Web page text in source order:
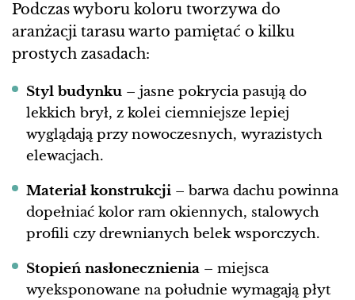
Podczas wyboru koloru tworzywa do
aranżacji tarasu warto pamiętać o kilku
prostych zasadach:
Styl budynku – jasne pokrycia pasują do
lekkich brył, z kolei ciemniejsze lepiej
wyglądają przy nowoczesnych, wyrazistych
elewacjach.
Materiał konstrukcji – barwa dachu powinna
dopełniać kolor ram okiennych, stalowych
profili czy drewnianych belek wsporczych.
Stopień nasłonecznienia – miejsca
wyeksponowane na południe wymagają płyt